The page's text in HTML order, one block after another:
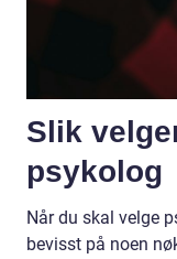
Slik
psykolog
Når du skal velge
bevisst på noen